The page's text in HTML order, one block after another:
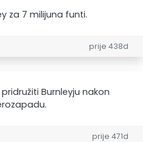
za 7 milijuna funti.
prije 438d
Burnleyju nakon
prije 471d